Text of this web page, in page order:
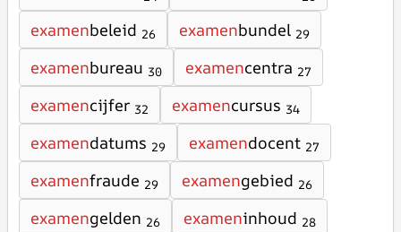
examenbeleid 26 examenbundel 29
examenbureau 30 examencentra 27
examencijfer 32 examencursus 34
examendatums 29 examendocent 27
examenfraude 29 examengebied 26
examengelden 26 exameninhoud 28